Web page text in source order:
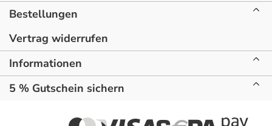
Bestellungen
Vertrag widerrufen
Informationen
5 % Gutschein sichern